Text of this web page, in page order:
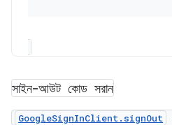
সাইন-আউট কোড সরান
GoogleSignInClient.signOut